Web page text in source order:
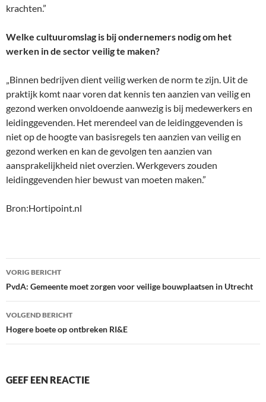
krachten.”
Welke cultuuromslag is bij ondernemers nodig om het
werken in de sector veilig te maken?
„Binnen bedrijven dient veilig werken de norm te zijn. Uit de
praktijk komt naar voren dat kennis ten aanzien van veilig en
gezond werken onvoldoende aanwezig is bij medewerkers en
leidinggevenden. Het merendeel van de leidinggevenden is
niet op de hoogte van basisregels ten aanzien van veilig en
gezond werken en kan de gevolgen ten aanzien van
aansprakelijkheid niet overzien. Werkgevers zouden
leidinggevenden hier bewust van moeten maken.”
Bron:Hortipoint.nl
Bericht
navigatie
VORIG BERICHT
PvdA: Gemeente moet zorgen voor veilige bouwplaatsen in Utrecht
VOLGEND BERICHT
Hogere boete op ontbreken RI&E
GEEF EEN REACTIE